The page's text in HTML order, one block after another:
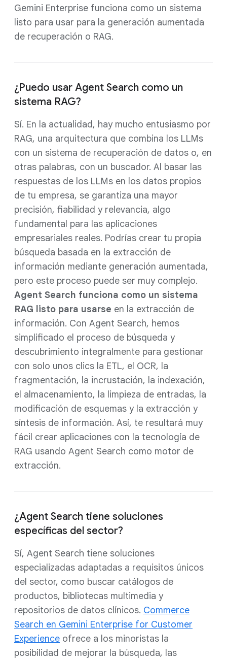
Gemini Enterprise funciona como un sistema
listo para usar para la generación aumentada
de recuperación o RAG.
¿Puedo usar Agent Search como un
sistema RAG?
Sí. En la actualidad, hay mucho entusiasmo por
RAG, una arquitectura que combina los LLMs
con un sistema de recuperación de datos o, en
otras palabras, con un buscador. Al basar las
respuestas de los LLMs en los datos propios
de tu empresa, se garantiza una mayor
precisión, fiabilidad y relevancia, algo
fundamental para las aplicaciones
empresariales reales. Podrías crear tu propia
búsqueda basada en la extracción de
información mediante generación aumentada,
pero este proceso puede ser muy complejo.
Agent Search funciona como un sistema
RAG listo para usarse en la extracción de
información. Con Agent Search, hemos
simplificado el proceso de búsqueda y
descubrimiento integralmente para gestionar
con solo unos clics la ETL, el OCR, la
fragmentación, la incrustación, la indexación,
el almacenamiento, la limpieza de entradas, la
modificación de esquemas y la extracción y
síntesis de información. Así, te resultará muy
fácil crear aplicaciones con la tecnología de
RAG usando Agent Search como motor de
extracción.
¿Agent Search tiene soluciones
específicas del sector?
Sí, Agent Search tiene soluciones
especializadas adaptadas a requisitos únicos
del sector, como buscar catálogos de
productos, bibliotecas multimedia y
repositorios de datos clínicos. Commerce
Search en Gemini Enterprise for Customer
Experience ofrece a los minoristas la
posibilidad de mejorar la búsqueda, las